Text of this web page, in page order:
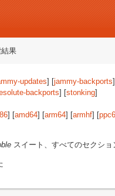
果
updates] [jammy-backports
backports] [stonking]
] [amd64] [arm64] [armhf] [
スイート、すべてのセクショ